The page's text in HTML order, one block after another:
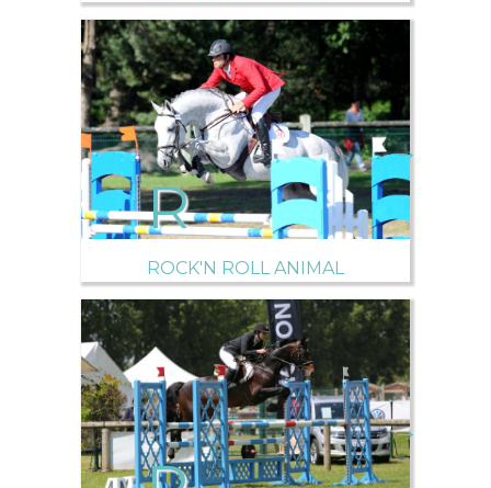
ROCK'N ROLL ANIMAL
→
→